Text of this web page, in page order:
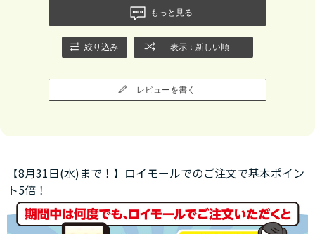
もっと見る
絞り込み 表示：新しい順
レビューを書く
【8月31日(水)まで！】ロイモールでのご注文で基本ポイン
ト5倍！